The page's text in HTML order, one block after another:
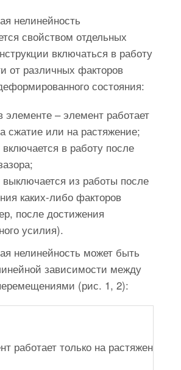
нелинейность
свойством отдельных
включаться в работу
от различных факторов
состояния:
элементе – элемент работает
сжатие или на растяжение;
в работу после
из работы после
каких-либо факторов
после достижения
усилия).
нелинейность может быть
зависимости между
(рис. 1, 2):